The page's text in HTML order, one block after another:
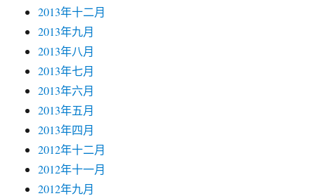
2013年十二月
2013年九月
2013年八月
2013年七月
2013年六月
2013年五月
2013年四月
2012年十二月
2012年十一月
2012年九月